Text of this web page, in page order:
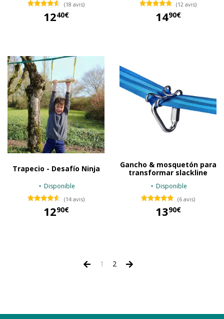
(18 avis)
1240€
(12 avis)
1490€
Trapecio - Desafío Ninja
Disponible
(14 avis)
1290€
Gancho & mosquetón para
transformar slackline
Disponible
(6 avis)
1390€
1 2